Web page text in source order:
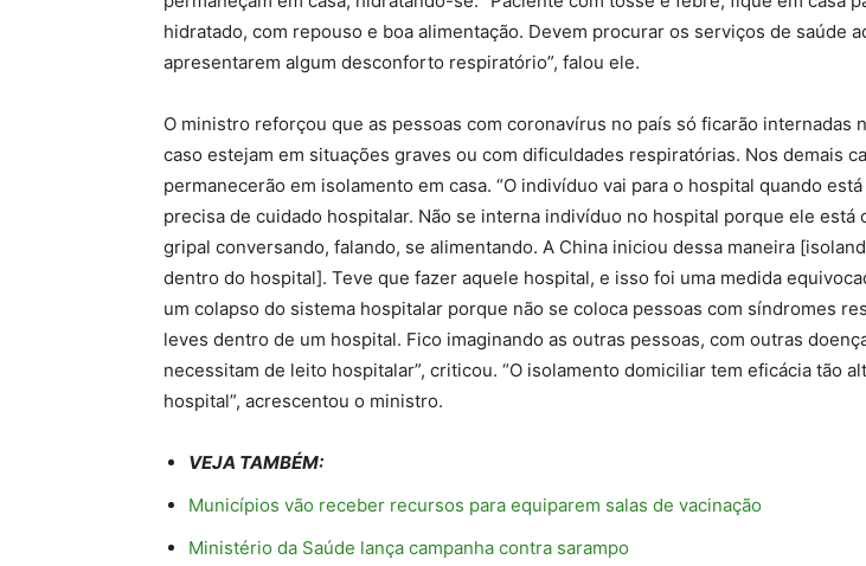
hidratado, com repouso e boa alimentação. Devem procurar os serviços de saúde
apresentarem algum desconforto respiratório”, falou ele.
O ministro reforçou que as pessoas com coronavírus no país só ficarão internadas
caso estejam em situações graves ou com dificuldades respiratórias. Nos demais
permanecerão em isolamento em casa. “O indivíduo vai para o hospital quando
precisa de cuidado hospitalar. Não se interna indivíduo no hospital porque ele está
gripal conversando, falando, se alimentando. A China iniciou dessa maneira
dentro do hospital]. Teve que fazer aquele hospital, e isso foi uma medida
um colapso do sistema hospitalar porque não se coloca pessoas com síndromes
leves dentro de um hospital. Fico imaginando as outras pessoas, com outras
necessitam de leito hospitalar”, criticou. “O isolamento domiciliar tem eficácia tão
hospital”, acrescentou o ministro.
VEJA TAMBÉM:
Municípios vão receber recursos para equiparem salas de vacinação
Ministério da Saúde lança campanha contra sarampo